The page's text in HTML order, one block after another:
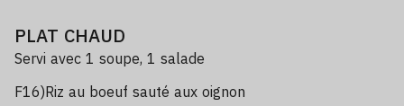
PLAT CHAUD
Servi avec 1 soupe, 1 salade
F16)Riz au boeuf sauté aux oignon